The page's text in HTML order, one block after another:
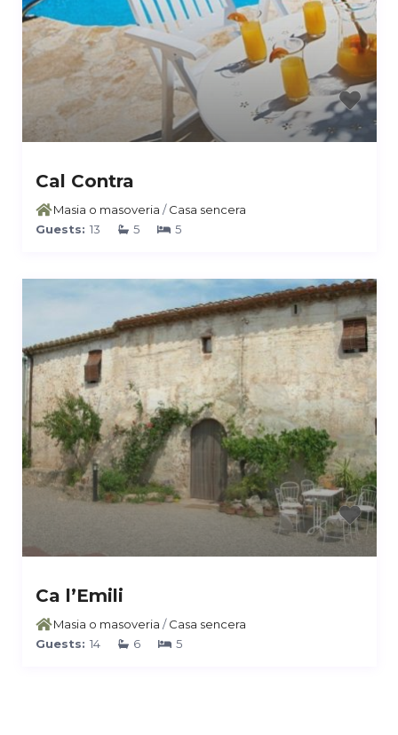
Cal Contra
Masia o masoveria /Casa sencera
Guests: 13 5 5
Ca l’Emili
Masia o masoveria /Casa sencera
Guests: 14 6 5